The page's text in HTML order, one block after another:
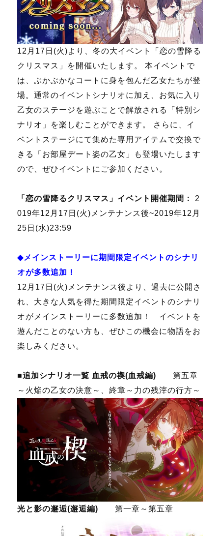
12月17日(火)より、冬の大イベント「恋の雪降る
クリスマス」を開催いたします。 本イベントで
は、ぶかぶかなコートに身を包んだ乙女たちが登
場。通常のイベントシナリオに加え、お気に入り
乙女のステージを遊ぶことで解放される「特別シ
ナリオ」を楽しむことができます。 さらに、イ
ベントステージにて集めた専用アイテムで交換で
きる「お部屋デート姿の乙女」も登場いたします
ので、ぜひイベントにご参加ください。
「恋の雪降るクリスマス」イベント開催期間：
2
019年12月17日(火)メンテナンス後~2019年12月
25日(水)23:59
◆メインストーリーに期間限定イベントのシナリ
オが多数追加！
12月17日(火)メンテナンス後より、過去に公開さ
れ、大きな人気を得た期間限定イベントのシナリ
オがメインストーリーに多数追加！ イベントを
遊んだことのない方も、ぜひこの機会に物語をお
楽しみください。
■追加シナリオ一覧 血戒の禊(血戒編)
第五章
～火焔の乙女の決意～、終章～力の残滓の行方～
光と影の邂逅(邂逅編) 第一章～第五章